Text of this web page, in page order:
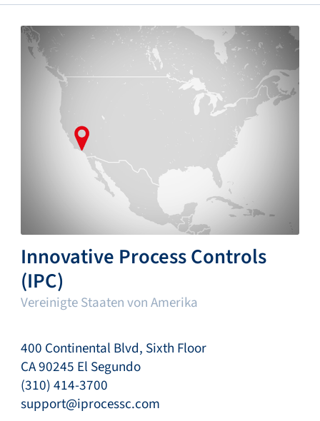
Innovative Process Controls
(IPC)
Vereinigte Staaten von Amerika
400 Continental Blvd, Sixth Floor
CA 90245 El Segundo
(310) 414-3700
support@iprocessc.com